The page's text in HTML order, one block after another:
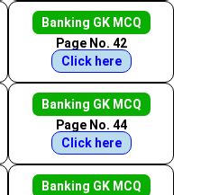
Banking GK MCQ
Page No. 42
Click here
Banking GK MCQ
Page No. 44
Click here
Banking GK MCQ